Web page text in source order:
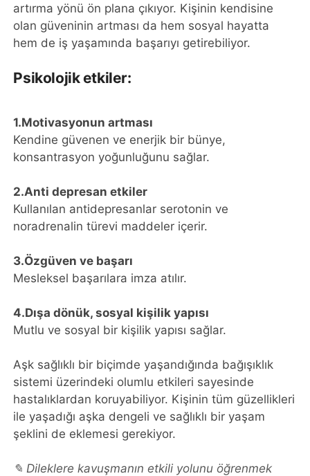
artırma yönü ön plana çıkıyor. Kişinin kendisine
olan güveninin artması da hem sosyal hayatta
hem de iş yaşamında başarıyı getirebiliyor.
Psikolojik etkiler:
1.Motivasyonun artması
Kendine güvenen ve enerjik bir bünye,
konsantrasyon yoğunluğunu sağlar.
2.Anti depresan etkiler
Kullanılan antidepresanlar serotonin ve
noradrenalin türevi maddeler içerir.
3.Özgüven ve başarı
Mesleksel başarılara imza atılır.
4.Dışa dönük, sosyal kişilik yapısı
Mutlu ve sosyal bir kişilik yapısı sağlar.
Aşk sağlıklı bir biçimde yaşandığında bağışıklık
sistemi üzerindeki olumlu etkileri sayesinde
hastalıklardan koruyabiliyor. Kişinin tüm güzellikleri
ile yaşadığı aşka dengeli ve sağlıklı bir yaşam
şeklini de eklemesi gerekiyor.
✎ Dileklere kavuşmanın etkili yolunu öğrenmek